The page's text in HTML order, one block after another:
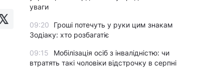
уваги
09:20
Гроші потечуть у руки цим знакам
Зодіаку: хто розбагатіє
09:15
Мобілізація осіб з інвалідністю: чи
втратять такі чоловіки відстрочку в серпні